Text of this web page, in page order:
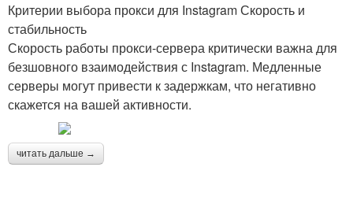
Критерии выбора прокси для Instagram Скорость и
стабильность
Скорость работы прокси-сервера критически важна для
безшовного взаимодействия с Instagram. Медленные
серверы могут привести к задержкам, что негативно
скажется на вашей активности.
читать дальше →